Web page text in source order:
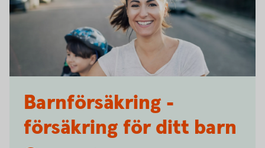
Barnförsäkring -
försäkring för ditt barn